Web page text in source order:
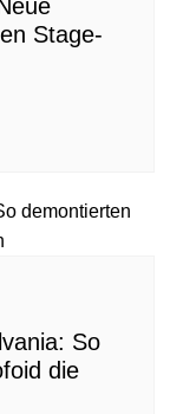
Stage-
So
die